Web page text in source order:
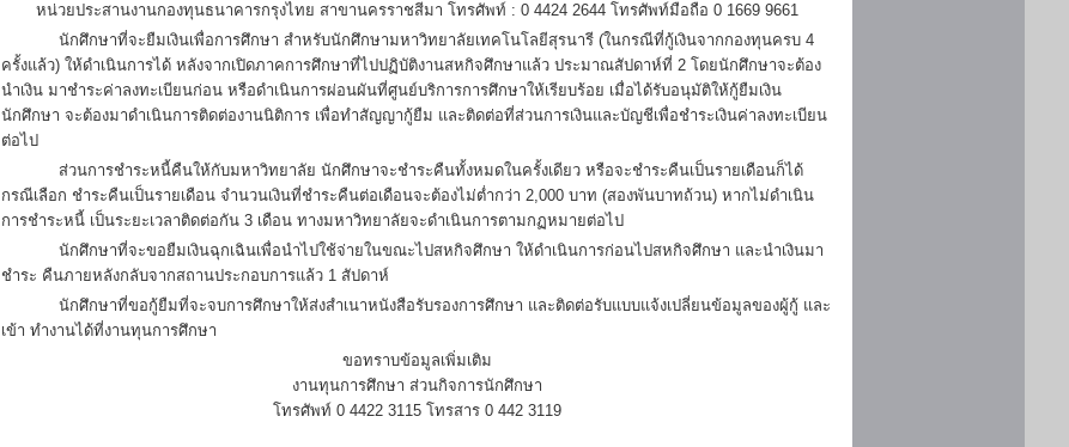
หน่วยประสานงานกองทุนธนาคารกรุงไทย สาขานครราชสีมา โทรศัพท์ : 0 4424 2644 โทรศัพท์มือถือ 0 1669 9661
นักศึกษาที่จะยืมเงินเพื่อการศึกษา สำหรับนักศึกษามหาวิทยาลัยเทคโนโลยีสุรนารี (ในกรณีที่กู้เงินจากกองทุนครบ 4
ครั้งแล้ว) ให้ดำเนินการได้ หลังจากเปิดภาคการศึกษาที่ไปปฏิบัติงานสหกิจศึกษาแล้ว ประมาณสัปดาห์ที่ 2 โดยนักศึกษาจะต้อง
นำเงิน มาชำระค่าลงทะเบียนก่อน หรือดำเนินการผ่อนผันที่ศูนย์บริการการศึกษาให้เรียบร้อย เมื่อได้รับอนุมัติให้กู้ยืมเงิน
นักศึกษา จะต้องมาดำเนินการติดต่องานนิติการ เพื่อทำสัญญากู้ยืม และติดต่อที่ส่วนการเงินและบัญชีเพื่อชำระเงินค่าลงทะเบียน
ต่อไป
ส่วนการชำระหนี้คืนให้กับมหาวิทยาลัย นักศึกษาจะชำระคืนทั้งหมดในครั้งเดียว หรือจะชำระคืนเป็นรายเดือนก็ได้
กรณีเลือก ชำระคืนเป็นรายเดือน จำนวนเงินที่ชำระคืนต่อเดือนจะต้องไม่ต่ำกว่า 2,000 บาท (สองพันบาทถ้วน) หากไม่ดำเนิน
การชำระหนี้ เป็นระยะเวลาติดต่อกัน 3 เดือน ทางมหาวิทยาลัยจะดำเนินการตามกฏหมายต่อไป
นักศึกษาที่จะขอยืมเงินฉุกเฉินเพื่อนำไปใช้จ่ายในขณะไปสหกิจศึกษา ให้ดำเนินการก่อนไปสหกิจศึกษา และนำเงินมา
ชำระ คืนภายหลังกลับจากสถานประกอบการแล้ว 1 สัปดาห์
นักศึกษาที่ขอกู้ยืมที่จะจบการศึกษาให้ส่งสำเนาหนังสือรับรองการศึกษา และติดต่อรับแบบแจ้งเปลี่ยนข้อมูลของผู้กู้ และ
เข้า ทำงานได้ที่งานทุนการศึกษา
ขอทราบข้อมูลเพิ่มเติม
งานทุนการศึกษา ส่วนกิจการนักศึกษา
โทรศัพท์ 0 4422 3115 โทรสาร 0 442 3119